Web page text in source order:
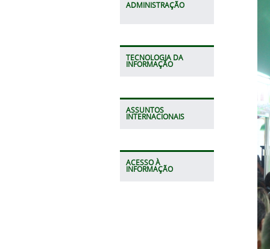
ADMINISTRAÇÃO
TECNOLOGIA DA
INFORMAÇÃO
ASSUNTOS
INTERNACIONAIS
ACESSO À
INFORMAÇÃO